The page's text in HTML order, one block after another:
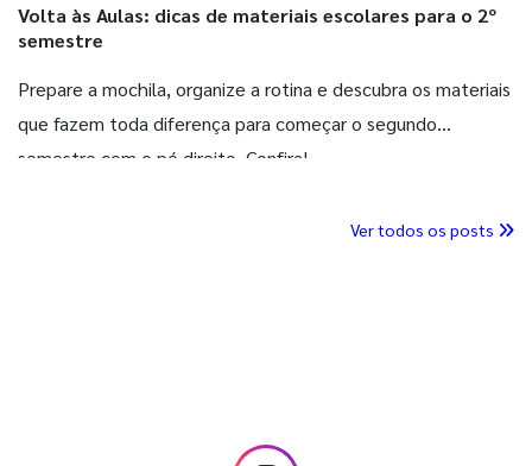
Volta às Aulas: dicas de materiais escolares para o 2º
semestre
Prepare a mochila, organize a rotina e descubra os materiais
que fazem toda diferença para começar o segundo
semestre com o pé direito. Confira!
Ver todos os posts